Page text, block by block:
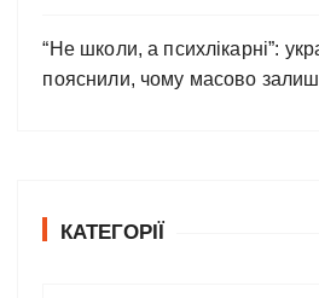
“Не школи, а психлікарні”:
пояснили, чому масово
КАТЕГОРІЇ